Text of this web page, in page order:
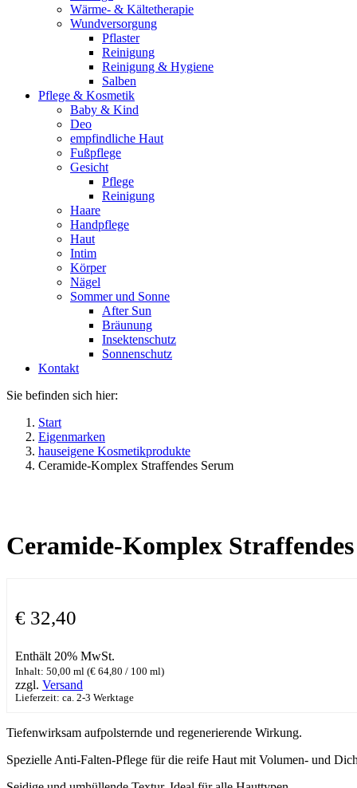
Wärme- & Kältetherapie
Wundversorgung
Pflaster
Reinigung
Reinigung & Hygiene
Salben
Pflege & Kosmetik
Baby & Kind
Deo
empfindliche Haut
Fußpflege
Gesicht
Pflege
Reinigung
Haare
Handpflege
Haut
Intim
Körper
Nägel
Sommer und Sonne
After Sun
Bräunung
Insektenschutz
Sonnenschutz
Kontakt
Sie befinden sich hier:
Start
Eigenmarken
hauseigene Kosmetikprodukte
Ceramide-Komplex Straffendes Serum
Ceramide-Komplex
€ 32,40
Enthält 20% MwSt.
Inhalt: 50,00 ml (€ 64,80 / 100 ml)
zzgl. Versand
Lieferzeit: ca. 2-3 Werktage
Tiefenwirksam aufpolsternde und regenerierende Wirkung.
Spezielle Anti-Falten-Pflege für die reife Haut mit Volumen- und